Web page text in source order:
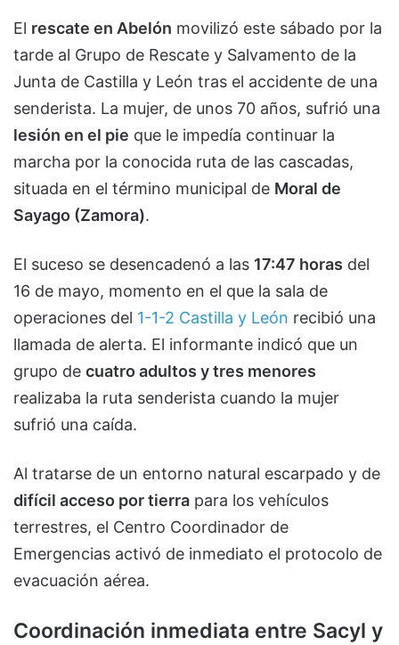
El rescate en Abelón movilizó este sábado por la
tarde al Grupo de Rescate y Salvamento de la
Junta de Castilla y León tras el accidente de una
senderista. La mujer, de unos 70 años, sufrió una
lesión en el pie que le impedía continuar la
marcha por la conocida ruta de las cascadas,
situada en el término municipal de Moral de
Sayago (Zamora).
El suceso se desencadenó a las 17:47 horas del
16 de mayo, momento en el que la sala de
operaciones del 1-1-2 Castilla y León recibió una
llamada de alerta. El informante indicó que un
grupo de cuatro adultos y tres menores
realizaba la ruta senderista cuando la mujer
sufrió una caída.
Al tratarse de un entorno natural escarpado y de
difícil acceso por tierra para los vehículos
terrestres, el Centro Coordinador de
Emergencias activó de inmediato el protocolo de
evacuación aérea.
Coordinación inmediata entre Sacyl y